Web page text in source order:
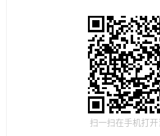
扫一扫在手机打开